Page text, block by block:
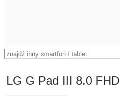
LG G Pad III 8.0 FHD